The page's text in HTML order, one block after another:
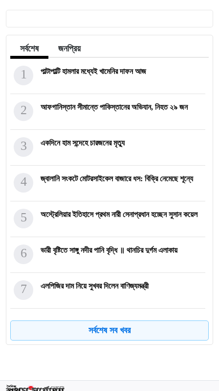
সর্বশেষ জনপ্রিয়
পাল্টাপাল্টি হামলার মধ্যেই খামেনির দাফন আজ
1
আফগানিস্তান সীমান্তে পাকিস্তানের অভিযান, নিহত ২৯ জন
2
একদিনে হাম সন্দেহে চারজনের মৃত্যু
3
জ্বালানি সংকটে মোটরসাইকেল বাজারে ধস: বিক্রি নেমেছে শূন্যে
4
অস্ট্রেলিয়ার ইতিহাসে প্রথম নারী সেনাপ্রধান হচ্ছেন সুসান কয়েল
5
ভারী বৃষ্টিতে সাঙ্গু নদীর পানি বৃদ্ধি ॥ থানচির দুর্গম এলাকায়
6
এলপিজির দাম নিয়ে সুখবর দিলেন বাণিজ্যমন্ত্রী
7
সিএমপি’র নিজস্ব জনবলে চলবে ট্রাফিক ব্যবস্থাপনা
8 সর্বশেষ সব খবর